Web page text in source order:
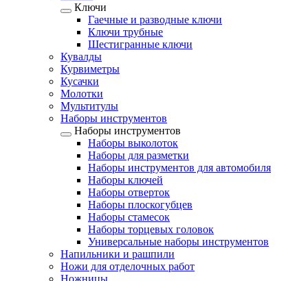
Ключи
Гаечные и разводные ключи
Ключи трубные
Шестигранные ключи
Кувалды
Курвиметры
Кусачки
Молотки
Мультитулы
Наборы инструментов
Наборы инструментов
Наборы выколоток
Наборы для разметки
Наборы инструментов для автомобиля
Наборы ключей
Наборы отверток
Наборы плоскогубцев
Наборы стамесок
Наборы торцевых головок
Универсальные наборы инструментов
Напильники и рашпили
Ножи для отделочных работ
Ножницы